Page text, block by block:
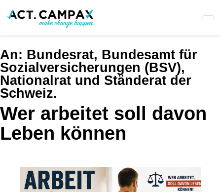
An: Bundesrat, Bundesamt für
Sozialversicherungen (BSV),
Nationalrat und Ständerat der
Schweiz.
Wer arbeitet soll davon
Leben können